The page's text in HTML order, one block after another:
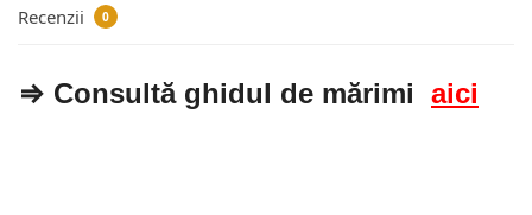
Recenzii 0
⇒ Consultă ghidul de mărimi aici